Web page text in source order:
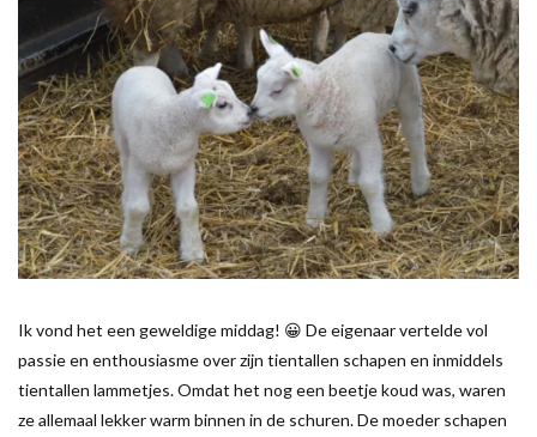
Ik vond het een geweldige middag! 😀 De eigenaar vertelde vol
passie en enthousiasme over zijn tientallen schapen en inmiddels
tientallen lammetjes. Omdat het nog een beetje koud was, waren
ze allemaal lekker warm binnen in de schuren. De moeder schapen